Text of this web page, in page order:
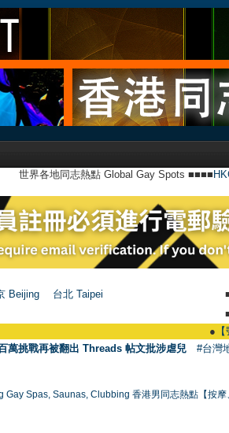
世界各地同志熱點 Global Gay Spots ■■■■
Beijing 台北 Taipei
【號
萬挑戰再被翻出 Threads 帖文批涉虐兒 #台灣
Gay Spas, Saunas, Clubbing 香港男同志熱點【按摩